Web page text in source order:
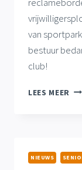
van
bestuur
club!
LEES MEER
VV
NIEUWS